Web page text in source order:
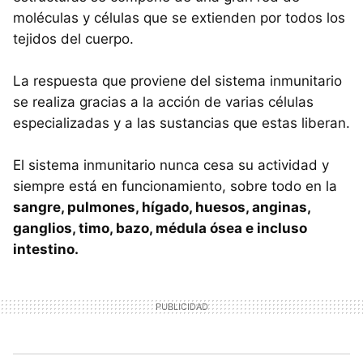
moléculas y células que se extienden por todos los
tejidos del cuerpo.
La respuesta que proviene del sistema inmunitario
se realiza gracias a la acción de varias células
especializadas y a las sustancias que estas liberan.
El sistema inmunitario nunca cesa su actividad y
siempre está en funcionamiento, sobre todo en la
sangre, pulmones, hígado, huesos, anginas,
ganglios, timo, bazo, médula ósea e incluso
intestino.